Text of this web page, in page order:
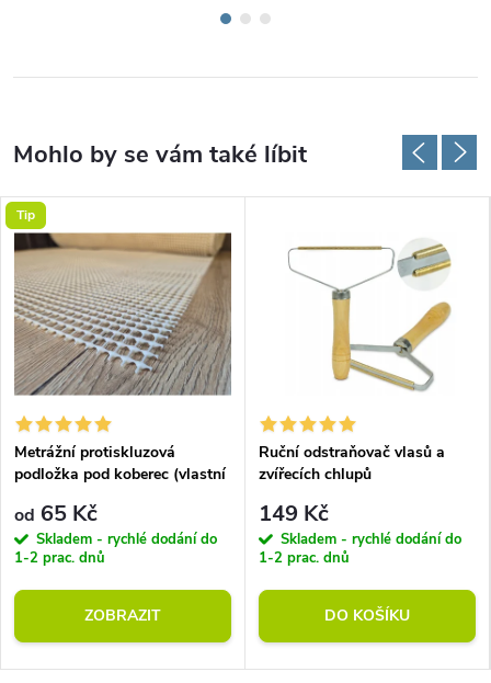
Tip
Metrážní protiskluzová
podložka pod koberec (vlastní
od 65 Kč
Skladem - rychlé dodání do
1-2 prac. dnů
ZOBRAZIT
Ruční odstraňovač vlasů a
zvířecích chlupů
149 Kč
Skladem - rychlé dodání do
1-2 prac. dnů
DO KOŠÍKU